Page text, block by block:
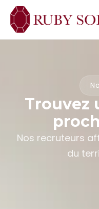
Trouvez
Nos recruteurs
du